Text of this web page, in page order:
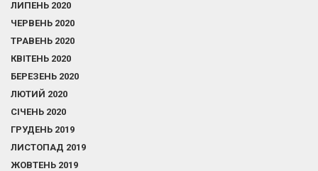
ЛИПЕНЬ 2020
ЧЕРВЕНЬ 2020
ТРАВЕНЬ 2020
КВІТЕНЬ 2020
БЕРЕЗЕНЬ 2020
ЛЮТИЙ 2020
СІЧЕНЬ 2020
ГРУДЕНЬ 2019
ЛИСТОПАД 2019
ЖОВТЕНЬ 2019